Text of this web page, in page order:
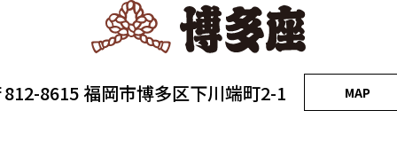
8615福岡市博多区下川端町2-1 MAP